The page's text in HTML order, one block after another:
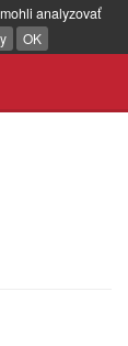
analyzovať
OK